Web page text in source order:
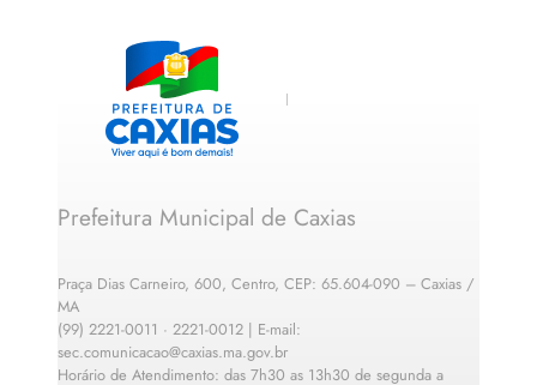
Prefeitura Municipal de Caxias
Praça Dias Carneiro, 600, Centro, CEP: 65.604-090 – Caxias /
MA
(99) 2221-0011 · 2221-0012 | E-mail:
sec.comunicacao@caxias.ma.gov.br
Horário de Atendimento: das 7h30 as 13h30 de segunda a